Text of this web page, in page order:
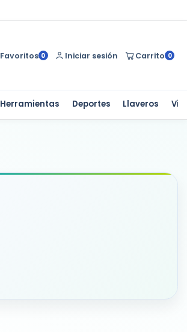
Favoritos 0 Iniciar sesión Carrito 0
Herramientas Deportes Llaveros